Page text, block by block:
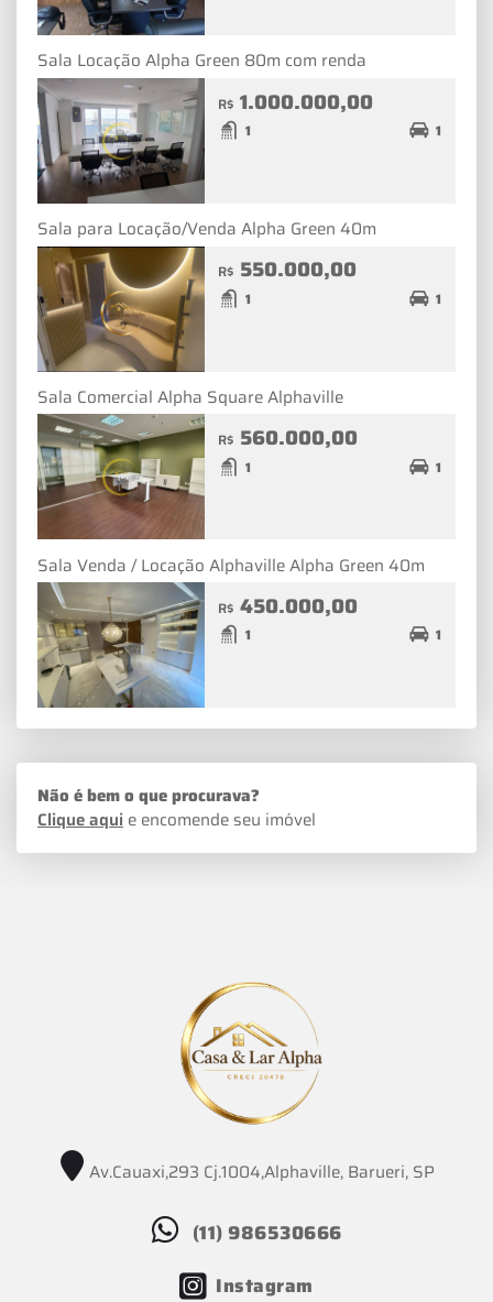
Sala Locação Alpha Green 80m com renda
R$ 1.000.000,00
1 1
Sala para Locação/Venda Alpha Green 40m
R$ 550.000,00
1 1
Sala Comercial Alpha Square Alphaville
R$ 560.000,00
1 1
Sala Venda / Locação Alphaville Alpha Green 40m
R$ 450.000,00
1 1
Não é bem o que procurava?
Clique aqui e encomende seu imóvel
Av.Cauaxi,293 Cj.1004,Alphaville, Barueri, SP
(11) 986530666
Instagram